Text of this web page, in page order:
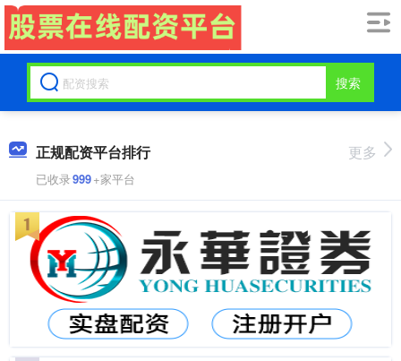
搜索
正规配资平台排行
已收录999+家平台
更多